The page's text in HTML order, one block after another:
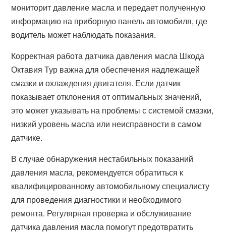
мониторит давление масла и передает полученную
информацию на приборную панель автомобиля, где
водитель может наблюдать показания.
Корректная работа датчика давления масла Шкода
Октавия Тур важна для обеспечения надлежащей
смазки и охлаждения двигателя. Если датчик
показывает отклонения от оптимальных значений,
это может указывать на проблемы с системой смазки,
низкий уровень масла или неисправности в самом
датчике.
В случае обнаружения нестабильных показаний
давления масла, рекомендуется обратиться к
квалифицированному автомобильному специалисту
для проведения диагностики и необходимого
ремонта. Регулярная проверка и обслуживание
датчика давления масла помогут предотвратить